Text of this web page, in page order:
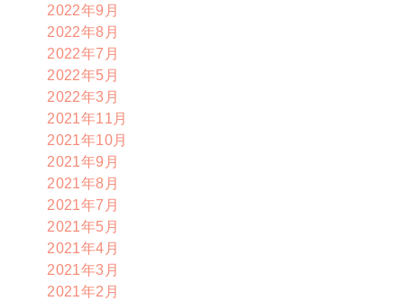
2022年9月
2022年8月
2022年7月
2022年5月
2022年3月
2021年11月
2021年10月
2021年9月
2021年8月
2021年7月
2021年5月
2021年4月
2021年3月
2021年2月